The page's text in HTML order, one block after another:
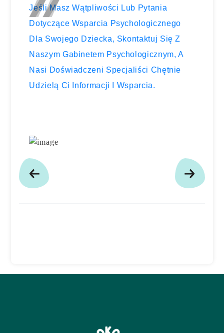
Jeśli Masz Wątpliwości Lub Pytania
Dotyczące Wsparcia Psychologicznego
Dla Swojego Dziecka, Skontaktuj Się Z
Naszym Gabinetem Psychologicznym, A
Nasi Doświadczeni Specjaliści Chętnie
Udzielą Ci Informacji I Wsparcia.